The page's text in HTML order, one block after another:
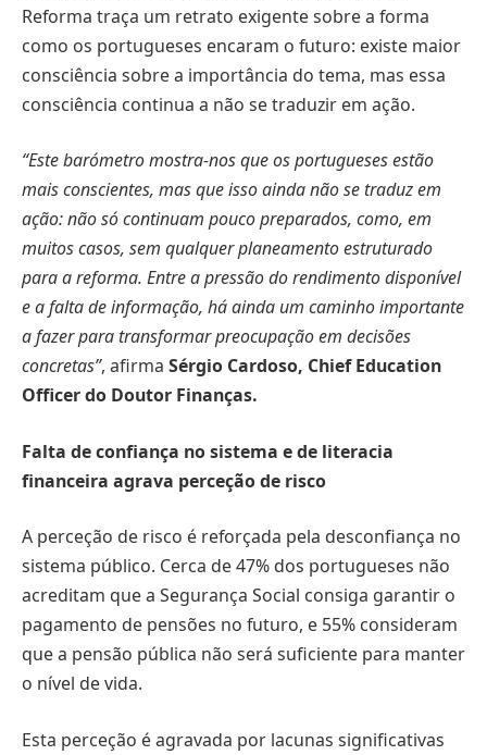
Reforma traça um retrato exigente sobre a forma
como os portugueses encaram o futuro: existe maior
consciência sobre a importância do tema, mas essa
consciência continua a não se traduzir em ação.
“Este barómetro mostra-nos que os portugueses estão
mais conscientes, mas que isso ainda não se traduz em
ação: não só continuam pouco preparados, como, em
muitos casos, sem qualquer planeamento estruturado
para a reforma. Entre a pressão do rendimento disponível
e a falta de informação, há ainda um caminho importante
a fazer para transformar preocupação em decisões
concretas”, afirma Sérgio Cardoso, Chief Education
Officer do Doutor Finanças.
Falta de confiança no sistema e de literacia
financeira agrava perceção de risco
A perceção de risco é reforçada pela desconfiança no
sistema público. Cerca de 47% dos portugueses não
acreditam que a Segurança Social consiga garantir o
pagamento de pensões no futuro, e 55% consideram
que a pensão pública não será suficiente para manter
o nível de vida.
Esta perceção é agravada por lacunas significativas